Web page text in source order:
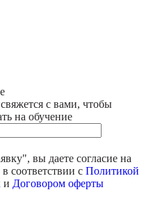
с вами, чтобы
на обучение
", вы даете согласие на
соответствии с Политикой
и Договором оферты